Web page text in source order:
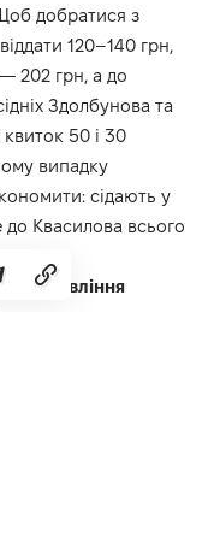
добратися з
120–140 грн,
202 грн, а до
Здолбунова та
50 і 30
випадку
сідають у
Квасилова всього
управління